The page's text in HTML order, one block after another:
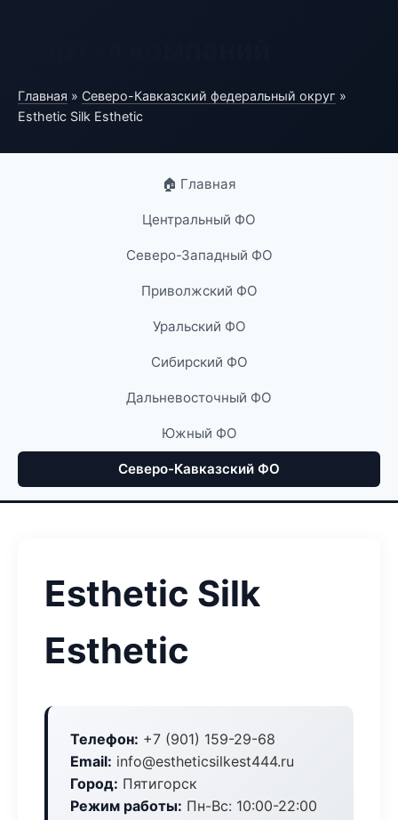
Главная » Северо-Кавказский федеральный округ »
Esthetic Silk Esthetic
🏠 Главная
Центральный ФО
Северо-Западный ФО
Приволжский ФО
Уральский ФО
Сибирский ФО
Дальневосточный ФО
Южный ФО
Северо-Кавказский ФО
Esthetic Silk
Esthetic
Телефон: +7 (901) 159-29-68
Email: info@estheticsilkest444.ru
Город: Пятигорск
Режим работы: Пн-Вс: 10:00-22:00